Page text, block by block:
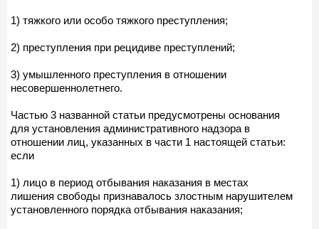
1) тяжкого или особо тяжкого преступления;
2) преступления при рецидиве преступлений;
3) умышленного преступления в отношении
несовершеннолетнего.
Частью 3 названной статьи предусмотрены основания
для установления административного надзора в
отношении лиц, указанных в части 1 настоящей статьи:
если
1) лицо в период отбывания наказания в местах
лишения свободы признавалось злостным нарушителем
установленного порядка отбывания наказания;